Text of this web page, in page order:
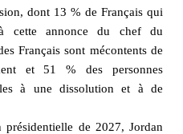
dont 13 % de Français qui
cette annonce du chef du
Français sont mécontents de
et 51 % des personnes
à une dissolution et à de
présidentielle de 2027, Jordan